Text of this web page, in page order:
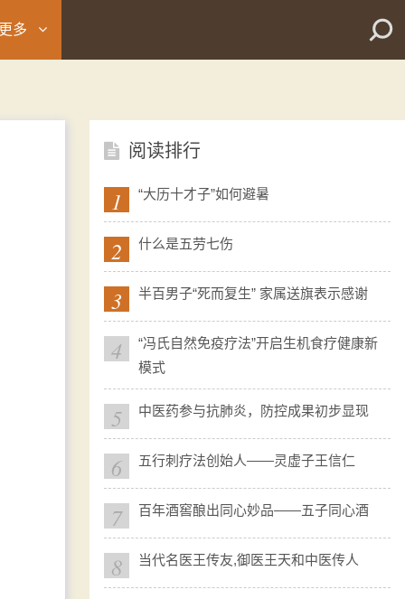
更多
阅读排行
1 “大历十才子”如何避暑
2 什么是五劳七伤
3 半百男子“死而复生” 家属送旗表示感谢
4
“冯氏自然免疫疗法”开启生机食疗健康新
模式
5 中医药参与抗肺炎，防控成果初步显现
6 五行刺疗法创始人——灵虚子王信仁
7 百年酒窖酿出同心妙品——五子同心酒
8 当代名医王传友,御医王天和中医传人